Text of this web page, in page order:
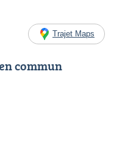
Trajet Maps
commun